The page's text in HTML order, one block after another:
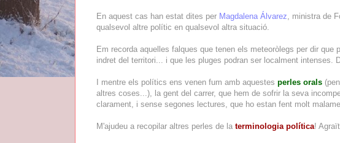
En aquest cas han estat dites per Magdalena Álvarez , ministra de
qualsevol altre polític en qualsevol altra situació.
Em recorda aquelles falques que tenen els meteoròlegs per dir que
indret del territori... i que les pluges podran ser localment intenses.
I mentre els polítics ens venen fum amb aquestes perles orals
altres coses...), la gent del carrer, que hem de sofrir la seva
clarament, i sense segones lectures, que ho estan fent molt
M'ajudeu a recopilar altres perles de la terminologia política!